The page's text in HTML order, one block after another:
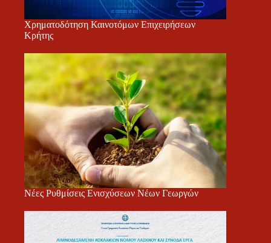
Χρηματοδότηση Καινοτόμων Επιχειρήσεων
Κρήτης
Νέες Ρυθμίσεις Ενισχύσεων Νέων Γεωργών